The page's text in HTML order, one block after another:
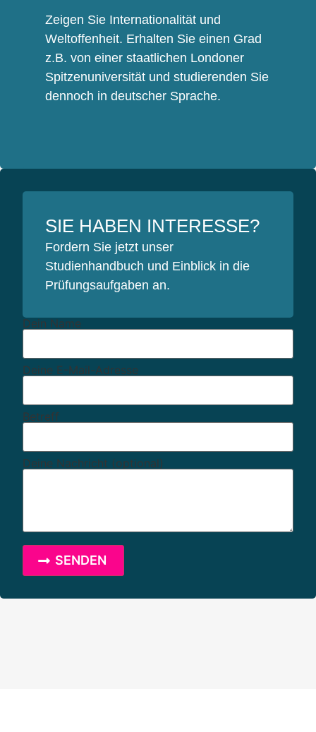
Zeigen Sie Internationalität und
Weltoffenheit. Erhalten Sie einen Grad
z.B. von einer staatlichen Londoner
Spitzenuniversität und studierenden Sie
dennoch in deutscher Sprache.
SIE HABEN INTERESSE?
Fordern Sie jetzt unser
Studienhandbuch und Einblick in die
Prüfungsaufgaben an.
Dein Name
Deine E-Mail-Adresse
Betreff
Deine Nachricht (optional)